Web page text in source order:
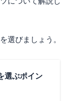
選びましょう。
選ぶポイン